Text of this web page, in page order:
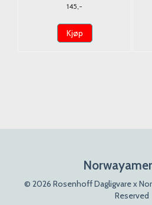
Nongshim 5x120g.
145,-
Kjøp
© 2026 Rosenhoff Dagligvare x
Reserved